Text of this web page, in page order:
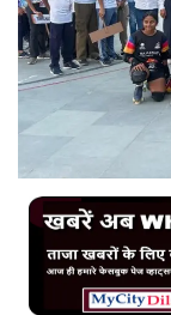
बिजनेस
टेक ज्ञान
English Hindi